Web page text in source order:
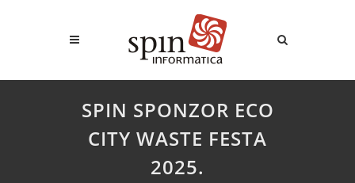
SPIN SPONZOR ECO
CITY WASTE FESTA
2025.